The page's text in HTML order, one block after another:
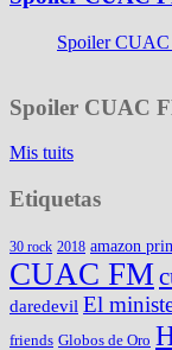
Spoiler
Spoiler CUAC
Mis tuits
Etiquetas
30 rock 2018 amazon
CUAC FM
daredevil El
friends Globos de Oro